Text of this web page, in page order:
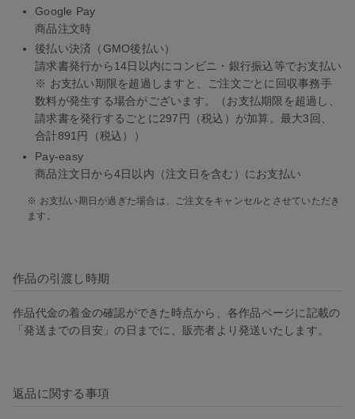
Google Pay
商品注文時
後払い決済（GMO後払い）
請求書発行から14日以内にコンビニ・銀行振込等でお支払い
※ お支払い期限を超過しますと、ご注文ごとに回収事務手
数料が発生する場合がございます。（お支払期限を超過し、
請求書を発行するごとに297円（税込）が加算。最大3回、
合計891円（税込））
Pay-easy
商品注文日から4日以内（注文日を含む）にお支払い
※ お支払い期日が過ぎた場合は、ご注文をキャンセルとさせていただき
ます。
作品の引渡し時期
作品代金の着金の確認ができた時点から、各作品ページに記載の
「発送までの目安」の日までに、販売者より発送いたします。
返品に関する事項